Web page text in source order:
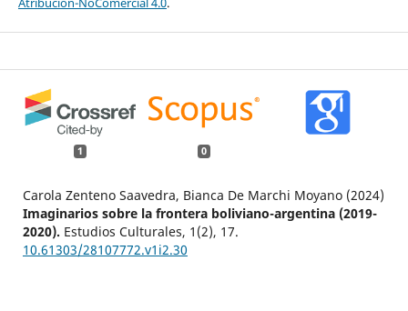
1 0
Carola Zenteno Saavedra, Bianca De Marchi Moyano (2024)
Imaginarios sobre la frontera boliviano-argentina (2019-
2020). Estudios Culturales, 1 (2), 17.
10.61303/28107772.v1i2.30